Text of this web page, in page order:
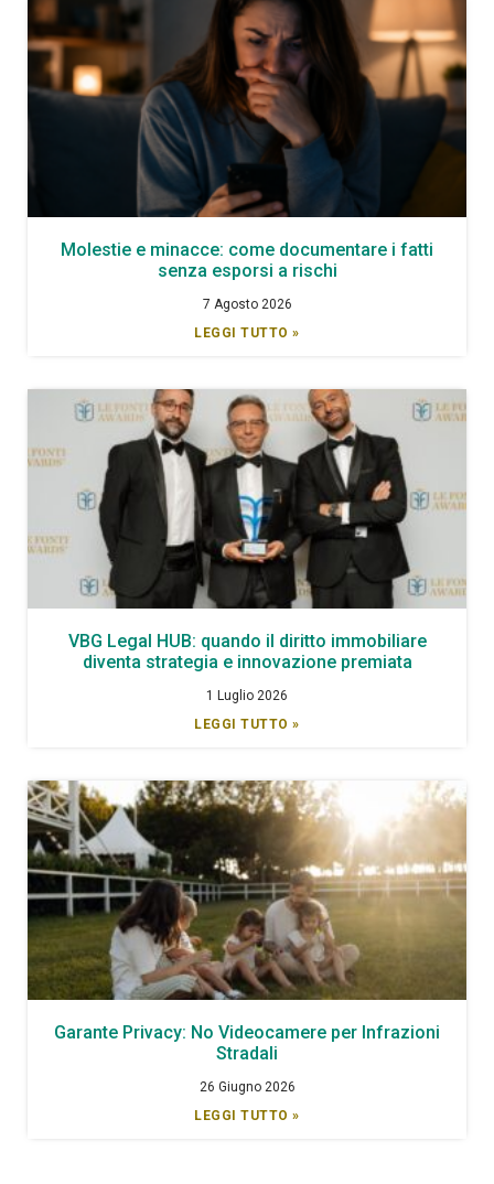
Molestie e minacce: come documentare i fatti
senza esporsi a rischi
7 Agosto 2026
LEGGI TUTTO »
VBG Legal HUB: quando il diritto immobiliare
diventa strategia e innovazione premiata
1 Luglio 2026
LEGGI TUTTO »
Garante Privacy: No Videocamere per Infrazioni
Stradali
26 Giugno 2026
LEGGI TUTTO »